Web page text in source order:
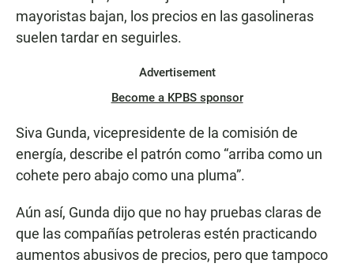
mayoristas bajan, los precios en las gasolineras
suelen tardar en seguirles.
Advertisement
Become a KPBS sponsor
Siva Gunda, vicepresidente de la comisión de
energía, describe el patrón como “arriba como un
cohete pero abajo como una pluma”.
Aún así, Gunda dijo que no hay pruebas claras de
que las compañías petroleras estén practicando
aumentos abusivos de precios, pero que tampoco